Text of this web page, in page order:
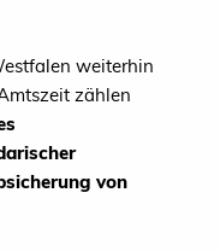
weiterhin
zählen
von